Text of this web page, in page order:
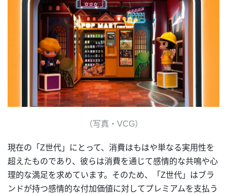
（写真・VCG）
現在の「Z世代」にとって、消費はもはや単なる実用性を
超えたものであり、彼らは消費を通じて感情的な共鳴や心
理的な満足を求めています。そのため、「Z世代」はブラ
ンドが持つ感情的な付加価値に対してプレミアムを支払う